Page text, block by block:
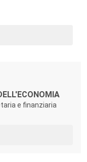
e finanziaria